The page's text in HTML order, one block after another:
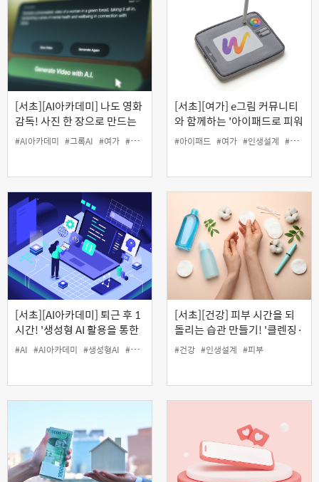
[서초][AI아카데미] 나도 영화
감독! 사진 한 장으로 만드는
그록 AI 영상
#AI아카데미 #그록AI #여가 #영상
[서초][여가] e그림 커뮤니티
와 함께하는 '아이패드로 피워
내는 나만의 탄생화 그리기'
#아이패드 #여가 #인생설계 #커뮤니티
[서초][AI아카데미] 퇴근 후 1
시간! '생성형 AI 활용을 통한
수익화 과정 기초'
#AI #AI아카데미 #생성형AI #여가 #인생설계
[서초][건강] 피부 시간을 되
돌리는 습관 만들기! '클렌징·
딥클렌징 & 림프마사지
(MLD)'
#건강 #인생설계 #피부